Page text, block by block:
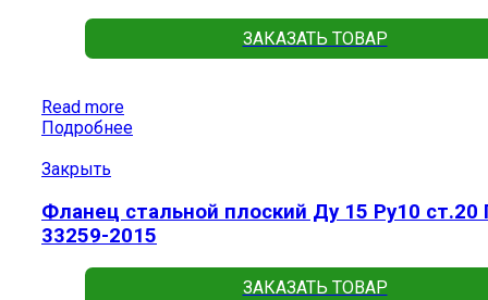
ЗАКАЗАТЬ ТОВАР
Read more
Подробнее
Закрыть
Фланец стальной плоский Ду 15 Ру10 ст.20
33259-2015
ЗАКАЗАТЬ ТОВАР